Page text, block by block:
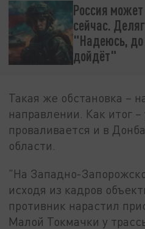
Россия
сейчас.
"Надеюсь, до
дойдёт"
Такая же обстановка –
направлении. Как итог –
проваливается и в
области.
"На Западно-
исходя из кадров
противник нарастил
Малой Токмачки у